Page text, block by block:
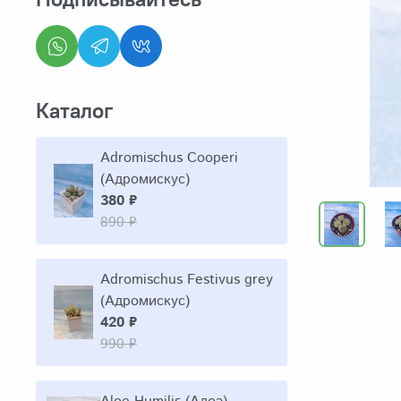
Каталог
Adromischus Cooperi
(Адромискус)
380 ₽
890 ₽
Adromischus Festivus grey
(Адромискус)
420 ₽
990 ₽